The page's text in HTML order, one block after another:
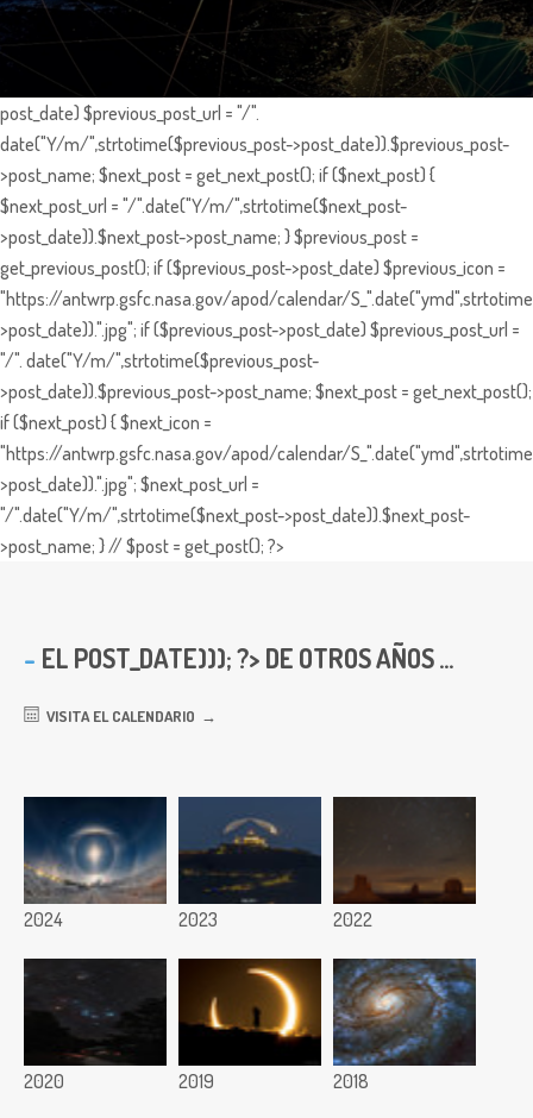
post_date) $previous_post_url = "/".
date("Y/m/",strtotime($previous_post->post_date)).$previous_post-
>post_name; $next_post = get_next_post(); if ($next_post) {
$next_post_url = "/".date("Y/m/",strtotime($next_post-
>post_date)).$next_post->post_name; } $previous_post =
get_previous_post(); if ($previous_post->post_date) $previous_icon =
"https://antwrp.gsfc.nasa.gov/apod/calendar/
>post_date)).".jpg"; if ($previous_post->post_date) $previous_post_url =
"/". date("Y/m/",strtotime($previous_post-
>post_date)).$previous_post->post_name; $next_post = get_next_post();
if ($next_post) { $next_icon =
"https://antwrp.gsfc.nasa.gov/apod/calendar/
>post_date)).".jpg"; $next_post_url =
"/".date("Y/m/",strtotime($next_post->post_date)).$next_post-
>post_name; } // $post = get_post(); ?>
EL POST_DATE))); ?> DE OTROS AÑOS ...
VISITA EL CALENDARIO
2024 2023 2022
2020 2019 2018